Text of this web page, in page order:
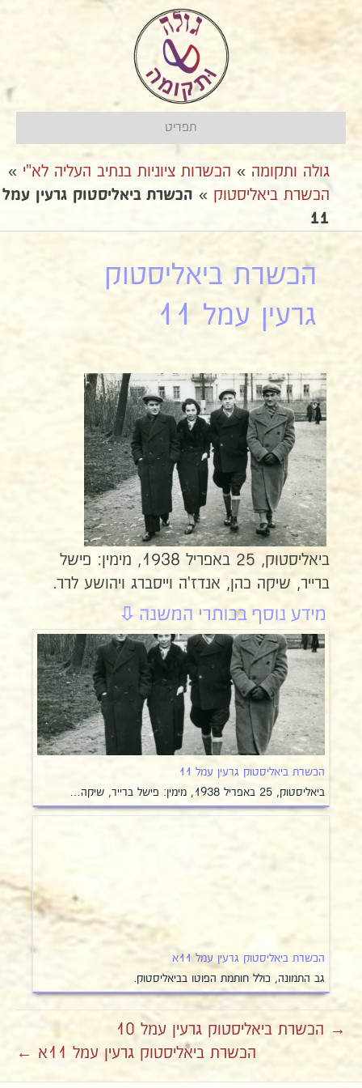
תפריט
גולה ותקומה » הכשרות ציוניות בנתיב העליה לא"י »
הכשרת ביאליסטוק » הכשרת ביאליסטוק גרעין עמל
11
הכשרת ביאליסטוק
גרעין עמל 11
ביאליסטוק, 25 באפריל 1938, מימין: פישל
ברייר, שיקה כהן, אנדז'ה וייסברג ויהושע לרר.
הכשרת ביאליסטוק גרעין עמל 11
ביאליסטוק, 25 באפריל 1938, מימין: פישל ברייר, שיקה…
הכשרת ביאליסטוק גרעין עמל 11א
גב התמונה, כולל חותמת הפוטו בביאליסטוק.
→ הכשרת ביאליסטוק גרעין עמל 10
הכשרת ביאליסטוק גרעין עמל 11א ←